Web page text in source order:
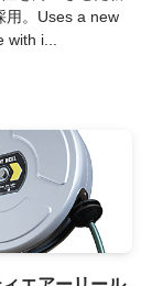
用。Uses a new
i...